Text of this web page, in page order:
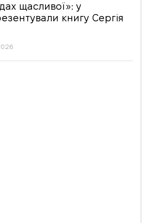
щасливої»: у
книгу Сергія